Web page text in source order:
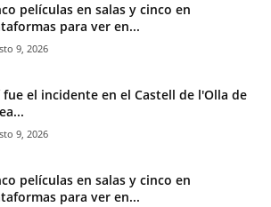
películas en salas y cinco en
para ver en...
9, 2026
fue el incidente en el Castell de l'Olla de
9, 2026
películas en salas y cinco en
para ver en...